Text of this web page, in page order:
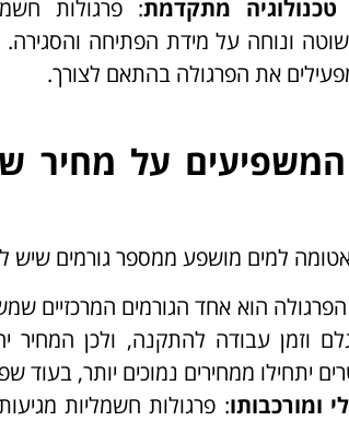
מתקדמת: פרגולות
ונוחה על מידת הפתיחה והסגירה.
את הפרגולה בהתאם לצורך.
על מחיר
למים מושפע ממספר גורמים
הפרגולה הוא אחד הגורמים המרכזיים
וזמן עבודה להתקנה, ולכן המחיר
ומורכבותו: פרגולות חשמליות